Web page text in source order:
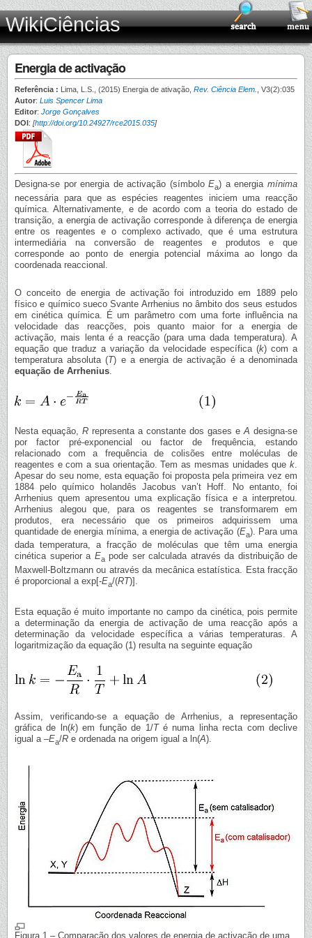
WikiCiências
Energia de activação
Referência : Lima, L.S., (2015) Energia de ativação, Rev. Ciência Elem.
, V3(2):035
Autor: Luis Spencer Lima
Editor: Jorge Gonçalves
DOI: [http://doi.org/10.24927/rce2015.035]
Designa-se por energia de activação (símboloEa) a energiamínima
necessária para que as espécies reagentes iniciem uma reacção
química. Alternativamente, e de acordo com a teoria do estado de
transição, a energia de activação corresponde à diferença de energia
entre os reagentes e o complexo activado, que é uma estrutura
intermediária na conversão de reagentes e produtos e que
corresponde ao ponto de energia potencial máxima ao longo da
coordenada reaccional.
O conceito de energia de activação foi introduzido em 1889 pelo
físico e químico sueco Svante Arrhenius no âmbito dos seus estudos
em cinética química. É um parâmetro com uma forte influência na
velocidade das reacções, pois quanto maior for a energia de
activação, mais lenta é a reacção (para uma dada temperatura). A
equação que traduz a variação da velocidade específica (k) com a
temperatura absoluta (T) e a energia de activação é a denominada
equação de Arrhenius
Nesta equação, R representa a constante dos gases e A designa-se
por factor pré-exponencial ou factor de frequência, estando
relacionado com a frequência de colisões entre moléculas de
reagentes e com a sua orientação. Tem as mesmas unidades que k
Apesar do seu nome, esta equação foi proposta pela primeira vez em
1884 pelo químico holandês Jacobus van’t Hoff. No entanto, foi
Arrhenius quem apresentou uma explicação física e a interpretou.
Arrhenius alegou que, para os reagentes se transformarem em
produtos, era necessário que os primeiros adquirissem uma
quantidade de energia mínima, a energia de activação (Ea). Para uma
dada temperatura, a fracção de moléculas que têm uma energia
cinética superior a Eapode ser calculada através da distribuição de
Maxwell-Boltzmann ou através da mecânica estatística. Esta fracção
é proporcional a exp[-Ea/(RT)].
Esta equação é muito importante no campo da cinética, pois permite
a determinação da energia de activação de uma reacção após a
determinação da velocidade específica a várias temperaturas. A
logaritmização da equação (1) resulta na seguinte equação
Assim, verificando-se a equação de Arrhenius, a representação
gráfica de ln(k) em função de 1/Té numa linha recta com declive
igual a –Ea/R e ordenada na origem igual a ln(A).
Figura 1 – Comparação dos valores de energia de activação de uma